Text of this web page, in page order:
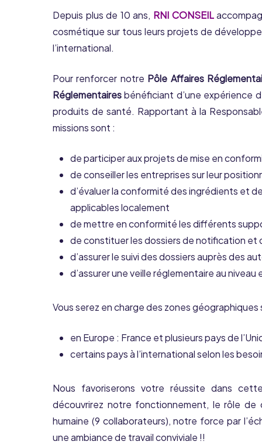
Depuis plus de 10 ans, RNI CONSEIL
cosmétique sur tous leurs projets de
l’international.
Pour renforcer notre Pôle Affaires
Réglementairesbénéficiant d’une expérience
produits de santé. Rapportant à la
missions sont :
de participer aux projets de mise en
de conseiller les entreprises sur leur
d’évaluer la conformité des ingrédients et
applicables localement
de mettre en conformité les différents
de constituer les dossiers de notification et
d’assurer le suivi des dossiers auprès des
d’assurer une veille réglementaire au
Vous serez en charge des zones géographiques
en Europe : France et plusieurs pays de
certains pays à l’international selon les
Nous favoriserons votre réussite dans
découvrirez notre fonctionnement, le rôle de
humaine (9 collaborateurs), notre force par
une ambiance de travail conviviale !!